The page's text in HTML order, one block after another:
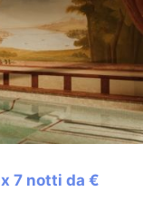
periodo o un
calmo ed
all'aria aperta con
7 notti da €